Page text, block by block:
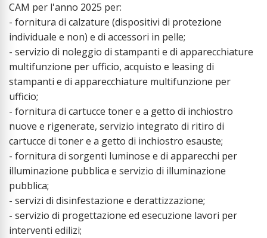
CAM per l'anno 2025 per:
- fornitura di calzature (dispositivi di protezione
individuale e non) e di accessori in pelle;
- servizio di noleggio di stampanti e di apparecchiature
multifunzione per ufficio, acquisto e leasing di
stampanti e di apparecchiature multifunzione per
ufficio;
- fornitura di cartucce toner e a getto di inchiostro
nuove e rigenerate, servizio integrato di ritiro di
cartucce di toner e a getto di inchiostro esauste;
- fornitura di sorgenti luminose e di apparecchi per
illuminazione pubblica e servizio di illuminazione
pubblica;
- servizi di disinfestazione e derattizzazione;
- servizio di progettazione ed esecuzione lavori per
interventi edilizi;